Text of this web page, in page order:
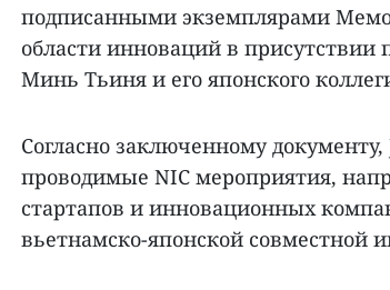
подписанными экземплярами
области инноваций в
Минь Тьиня и его японского
Согласно заключенному документу,
проводимые NIC мероприятия,
стартапов и инновационных
вьетнамско-японской совместной